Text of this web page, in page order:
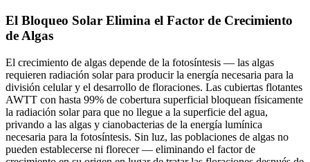
El Bloqueo Solar Elimina el Factor de Crecimiento
de Algas
El crecimiento de algas depende de la fotosíntesis — las algas
requieren radiación solar para producir la energía necesaria para la
división celular y el desarrollo de floraciones. Las cubiertas flotantes
AWTT con hasta 99% de cobertura superficial bloquean físicamente
la radiación solar para que no llegue a la superficie del agua,
privando a las algas y cianobacterias de la energía lumínica
necesaria para la fotosíntesis. Sin luz, las poblaciones de algas no
pueden establecerse ni florecer — eliminando el factor de